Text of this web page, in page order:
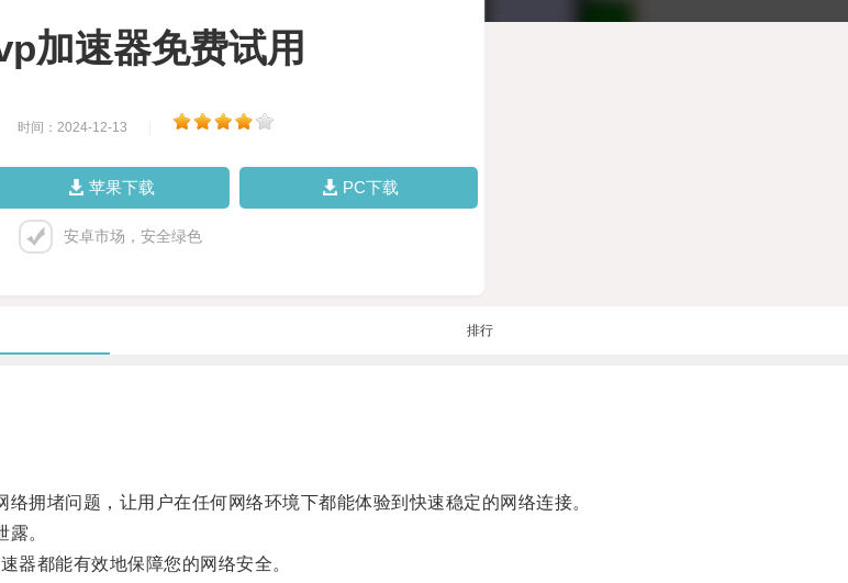
加速器免费试用
时间：2024-12-13
苹果下载 PC下载
安卓市场，安全绿色
排行
堵问题，让用户在任何网络环境下都能体验到快速稳定的网络连接。
。
都能有效地保障您的网络安全。